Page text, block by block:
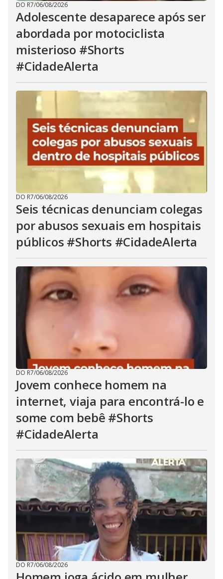
DO R7/06/08/2026
Adolescente desaparece após ser
abordada por motociclista
misterioso #Shorts
#CidadeAlerta
DO R7/06/08/2026
Seis técnicas denunciam colegas
por abusos sexuais em hospitais
públicos #Shorts #CidadeAlerta
DO R7/06/08/2026
Jovem conhece homem na
internet, viaja para encontrá-lo e
some com bebê #Shorts
#CidadeAlerta
DO R7/06/08/2026